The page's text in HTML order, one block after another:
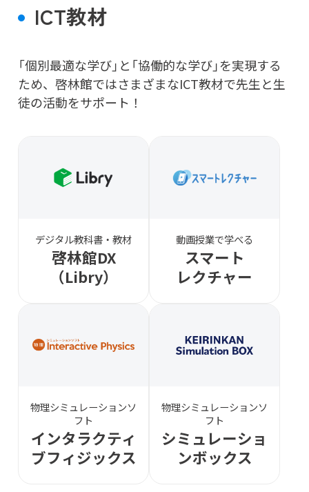
ICT教材
「個別最適な学び」と「協働的な学び」を実現する
ため、啓林館ではさまざまなICT教材で先生と生
徒の活動をサポート！
デジタル教科書・教材
啓林館DX
（Libry）
動画授業で学べる
スマート
レクチャー
物理シミュレーションソ
フト
インタラクティ
ブフィジックス
物理シミュレーションソ
フト
シミュレーショ
ンボックス